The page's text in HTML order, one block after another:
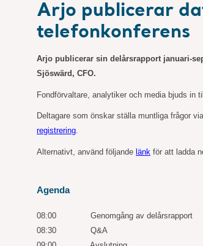
Arjo publicerar
telefonkonferens
Arjo publicerar sin delårsrapport januari-
Sjöswärd, CFO.
Fondförvaltare, analytiker och media bjuds in
Deltagare som önskar ställa muntliga frågor
registrering.
Alternativt, använd följande länk för att ladda
Agenda
08:00
Genomgång av delårsrapport
08:30
Q&A